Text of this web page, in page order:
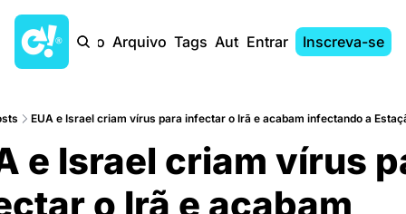
Início Arquivo Tags AutoresEntrar Inscreva-se
EUA e Israel criam vírus para infectar o Irã e acabam infectando a
e Israel criam vírus
o Irã e acabam